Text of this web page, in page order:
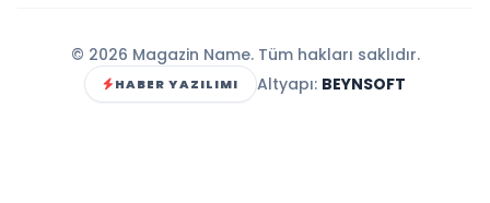
© 2026 Magazin Name. Tüm hakları saklıdır.
HABER YAZILIMI Altyapı: BEYNSOFT